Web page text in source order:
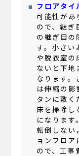
フロアタイ
可能性があ
ので、継ぎ
の継ぎ目の
す。小さい
や脱衣室の
ないと下地
なります。
は伸縮の影
タンに敷く
床を掃除し
になります
転倒しない
ョンフロア
ので、工事